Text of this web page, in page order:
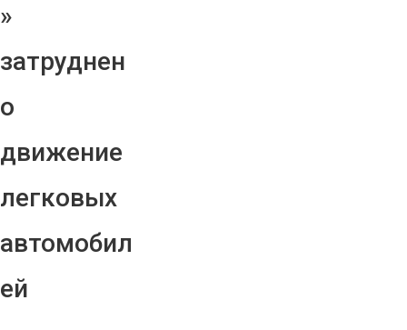
»
затруднен
о
движение
легковых
автомобил
ей